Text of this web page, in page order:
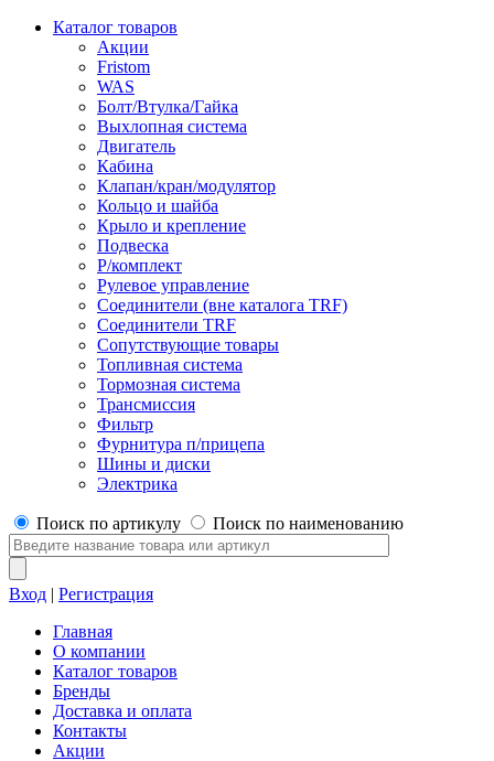
Каталог товаров
Акции
Fristom
WAS
Болт/Втулка/Гайка
Выхлопная система
Двигатель
Кабина
Клапан/кран/модулятор
Кольцо и шайба
Крыло и крепление
Подвеска
Р/комплект
Рулевое управление
Соединители (вне каталога TRF)
Соединители TRF
Сопутствующие товары
Топливная система
Тормозная система
Трансмиссия
Фильтр
Фурнитура п/прицепа
Шины и диски
Электрика
Поиск по артикулу Поиск по наименованию
Вход | Регистрация
Главная
О компании
Каталог товаров
Бренды
Доставка и оплата
Контакты
Акции